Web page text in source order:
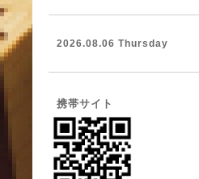
2026.08.06 Thursday
携帯サイト